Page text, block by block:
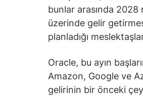
bunlar arasında 2028
üzerinde gelir
planladığı
Oracle, bu ayın
Amazon, Google ve
gelirinin bir önceki